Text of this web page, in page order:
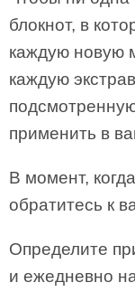
блокнот, в
каждую новую
каждую
применить в
В момент,
обратитесь к
Определите
и ежедневно